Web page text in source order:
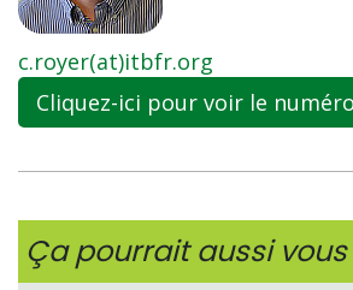
c.royer(at)itbfr.org
Cliquez-ici pour voir le
Ça pourrait aussi